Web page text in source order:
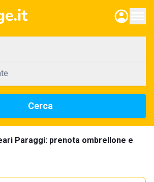
Cerca
Paraggi: prenota ombrellone e